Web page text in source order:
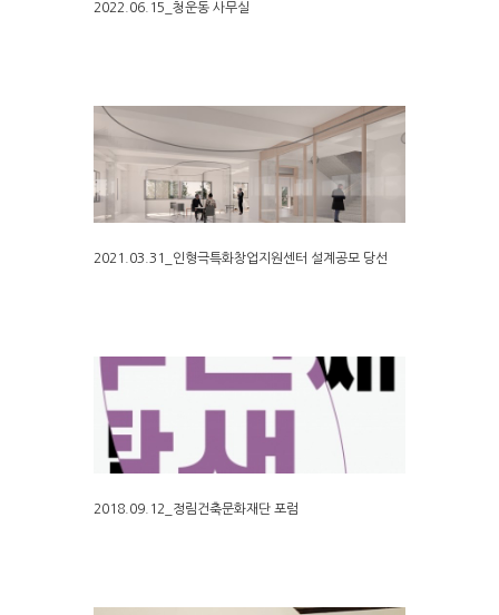
2022.06.15_청운동 사무실
2021.03.31_인형극특화창업지원센터 설계공모 당선
2018.09.12_정림건축문화재단 포럼